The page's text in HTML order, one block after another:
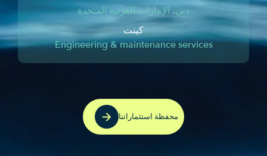
دبي، الإمارات العربية المتحدة
كينت
Engineering & maintenance services
محفظة استثماراتنا